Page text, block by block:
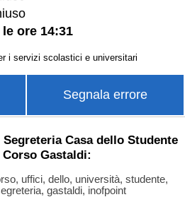
ore 14:31
i servizi scolastici e universitari
Segnala errore
Casa dello Studente
Gastaldi:
uffici, dello, università, studente,
gastaldi, inofpoint